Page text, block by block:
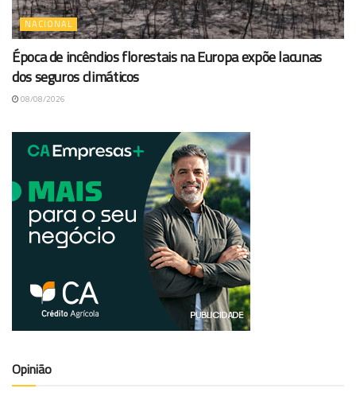
NACIONAL
Época de incêndios florestais na Europa expõe lacunas
dos seguros climáticos
08/08/2026
Opinião